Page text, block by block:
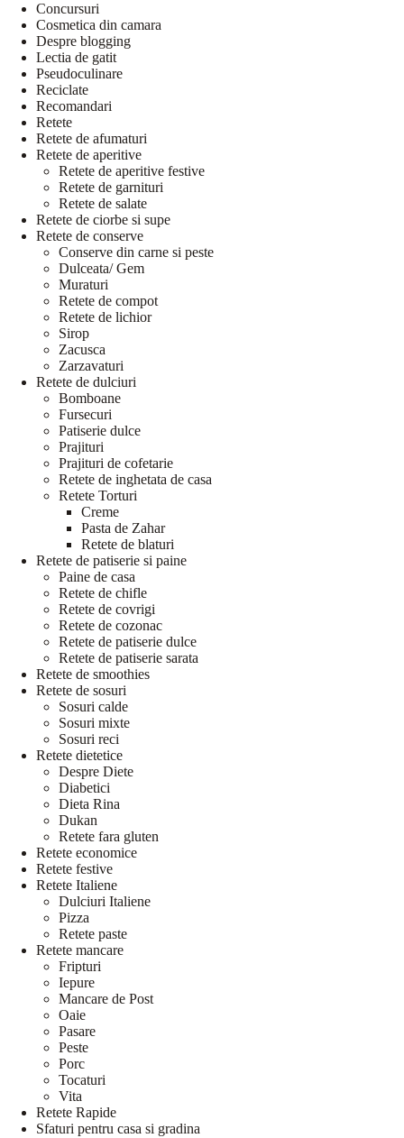
Concursuri
Cosmetica din camara
Despre blogging
Lectia de gatit
Pseudoculinare
Reciclate
Recomandari
Retete
Retete de afumaturi
Retete de aperitive
Retete de aperitive festive
Retete de garnituri
Retete de salate
Retete de ciorbe si supe
Retete de conserve
Conserve din carne si peste
Dulceata/ Gem
Muraturi
Retete de compot
Retete de lichior
Sirop
Zacusca
Zarzavaturi
Retete de dulciuri
Bomboane
Fursecuri
Patiserie dulce
Prajituri
Prajituri de cofetarie
Retete de inghetata de casa
Retete Torturi
Creme
Pasta de Zahar
Retete de blaturi
Retete de patiserie si paine
Paine de casa
Retete de chifle
Retete de covrigi
Retete de cozonac
Retete de patiserie dulce
Retete de patiserie sarata
Retete de smoothies
Retete de sosuri
Sosuri calde
Sosuri mixte
Sosuri reci
Retete dietetice
Despre Diete
Diabetici
Dieta Rina
Dukan
Retete fara gluten
Retete economice
Retete festive
Retete Italiene
Dulciuri Italiene
Pizza
Retete paste
Retete mancare
Fripturi
Iepure
Mancare de Post
Oaie
Pasare
Peste
Porc
Tocaturi
Vita
Retete Rapide
Sfaturi pentru casa si gradina